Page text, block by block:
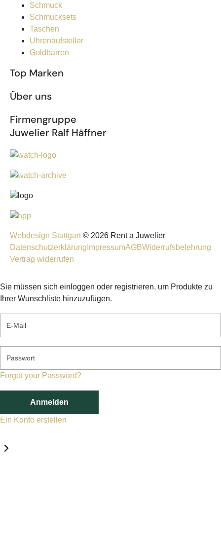
Schmuck
Schmucksets
Taschen
Uhrenaufsteller
Goldbarren
Top Marken
Über uns
Firmengruppe
Juwelier Ralf Häffner
Webdesign Stuttgart © 2026 Rent a Juwelier
Datenschutzerklärung ImpressumAGBWiderrufsbelehrung
Vertrag widerrufen
Sie müssen sich einloggen oder registrieren, um Produkte zu
Ihrer Wunschliste hinzuzufügen.
E-Mail
Passwort
Forgot your Password?
Anmelden
Ein Konto erstellen